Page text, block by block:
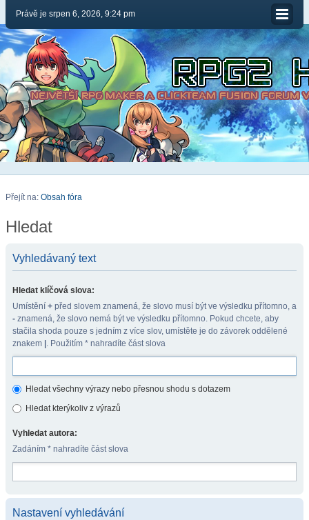
Právě je srpen 6, 2026, 9:24 pm
Přejít na: Obsah fóra
Hledat
Vyhledávaný text
Hledat klíčová slova:
Umístění + před slovem znamená, že slovo musí být ve výsledku přítomno, a
- znamená, že slovo nemá být ve výsledku přítomno. Pokud chcete, aby
stačila shoda pouze s jedním z více slov, umístěte je do závorek oddělené
znakem . Použitím * nahradíte část slova
Hledat všechny výrazy nebo přesnou shodu s dotazem
Hledat kterýkoliv z výrazů
Vyhledat autora:
Zadáním * nahradíte část slova
Nastavení vyhledávání